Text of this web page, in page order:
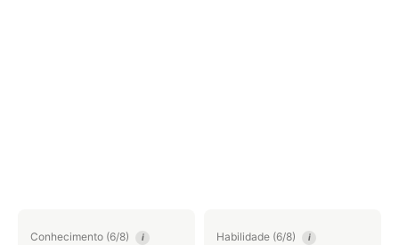
Conhecimento (6/8) i Habilidade (6/8) i